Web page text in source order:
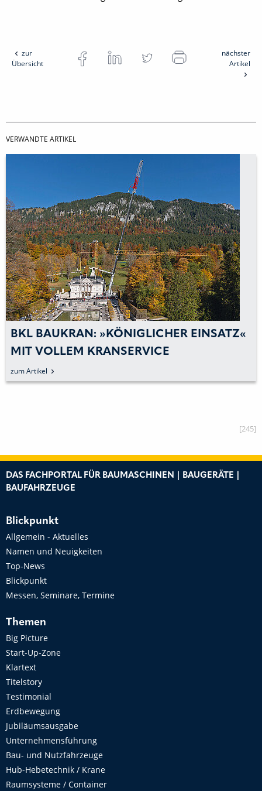
zur
Übersicht
nächster
Artikel
VERWANDTE ARTIKEL
BKL BAUKRAN: »KÖNIGLICHER EINSATZ«
MIT VOLLEM KRANSERVICE
zum Artikel
[245]
DAS FACHPORTAL FÜR BAUMASCHINEN | BAUGERÄTE |
BAUFAHRZEUGE
Blickpunkt
Allgemein - Aktuelles
Namen und Neuigkeiten
Top-News
Blickpunkt
Messen, Seminare, Termine
Themen
Big Picture
Start-Up-Zone
Klartext
Titelstory
Testimonial
Erdbewegung
Jubiläumsausgabe
Unternehmensführung
Bau- und Nutzfahrzeuge
Hub-Hebetechnik / Krane
Raumsysteme / Container